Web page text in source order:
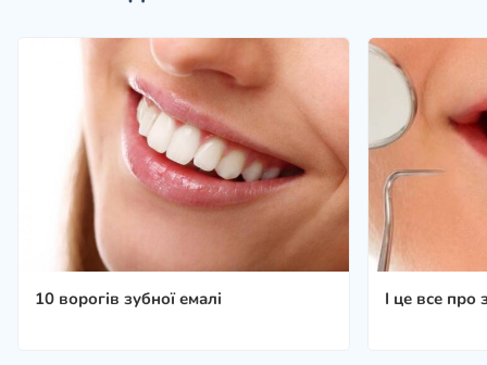
10 ворогів зубної емалі І це все про